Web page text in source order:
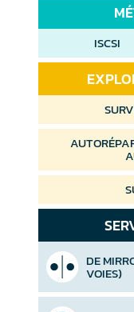
ISCSI
DE
VOIES)